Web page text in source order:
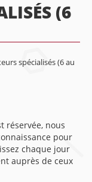
(6
spécialisés (6 au
réservée, nous
pour
chaque jour
auprès de ceux